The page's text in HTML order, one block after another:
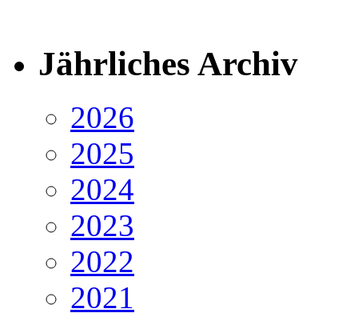
Jährliches Archiv
2026
2025
2024
2023
2022
2021